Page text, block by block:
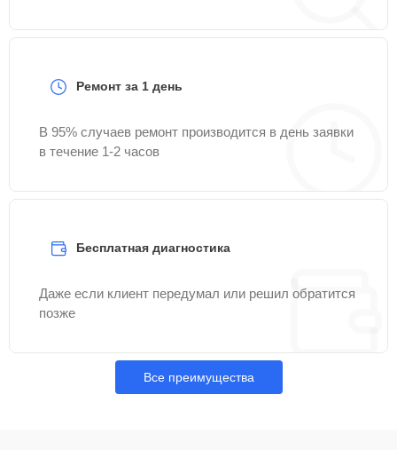
Ремонт за 1 день
В 95% случаев ремонт производится в день заявки
в течение 1-2 часов
Бесплатная диагностика
Даже если клиент передумал или решил обратится
позже
Все преимущества